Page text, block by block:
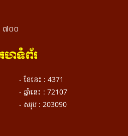
ត្យសភាភូមិន្ទយុត្តិធម៌កម្ពុជា ប្រកបដោយ
កាសស្និទ្ធស្នាល សាមគ្គីភាព ភាតរភាព
ប្បាយរីករាយ។
៧០០
ហទំព័រ
- ខែ​នេះ : 4371
- ឆ្នាំនេះ : 72107
- សរុប : 203090